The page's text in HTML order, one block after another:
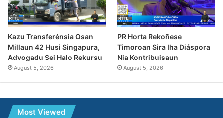
Kazu Transferénsia Osan
Millaun 42 Husi Singapura,
Advogadu Sei Halo Rekursu
August 5, 2026
PR Horta Rekoñese
Timoroan Sira Iha Diáspora
Nia Kontribuisaun
August 5, 2026
Most Viewed